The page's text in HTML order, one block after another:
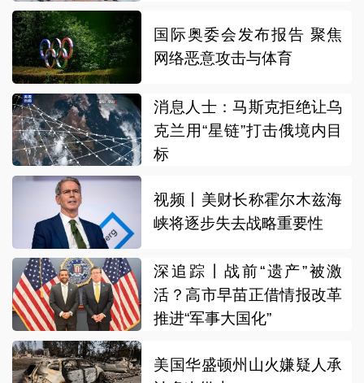
国际奥委会发布报告 聚焦
网络恶意攻击与体育
消息人士：马斯克拒绝让乌
克兰用“星链”打击俄境内目
标
视频丨美财长称霍尔木兹海
峡将逐步失去战略重要性
深追踪丨战前“遗产”被激
活？高市早苗正借情报改革
推进“军事大国化”
美国华盛顿州山火嫌疑人承